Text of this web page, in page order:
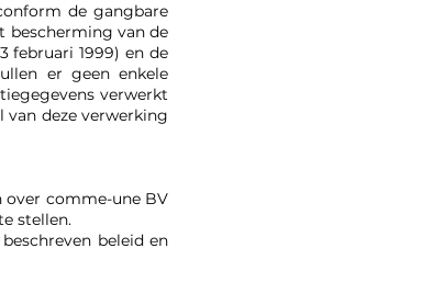
de gangbare
bescherming van de
februari 1999) en de
er geen enkele
verwerkt
deze verwerking
over comme-une BV
stellen.
beleid en